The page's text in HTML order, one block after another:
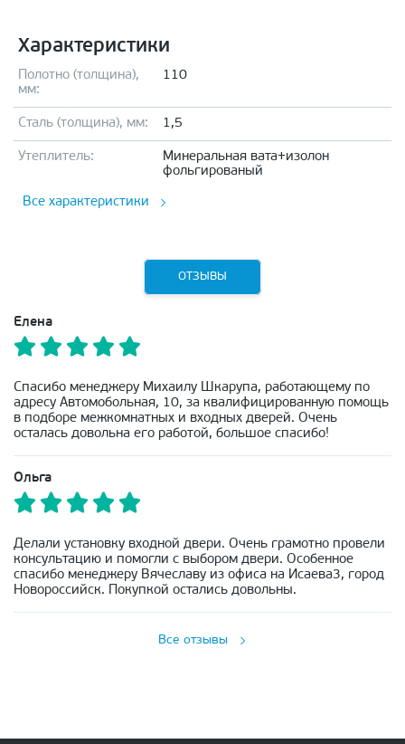
Характеристики
Полотно (толщина),
мм:
110
Сталь (толщина), мм: 1,5
Утеплитель:
Минеральная вата+изолон
фольгированый
Все характеристики
ОТЗЫВЫ
Елена
Спасибо менеджеру Михаилу Шкарупа, работающему по
адресу Автомобольная, 10, за квалифицированную помощь
в подборе межкомнатных и входных дверей. Очень
осталась довольна его работой, большое спасибо!
Ольга
Делали установку входной двери. Очень грамотно провели
консультацию и помогли с выбором двери. Особенное
спасибо менеджеру Вячеславу из офиса на Исаева3, город
Новороссийск. Покупкой остались довольны.
Все отзывы